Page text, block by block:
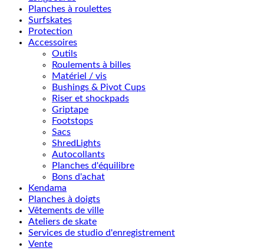
Planches à roulettes
Surfskates
Protection
Accessoires
Outils
Roulements à billes
Matériel / vis
Bushings & Pivot Cups
Riser et shockpads
Griptape
Footstops
Sacs
ShredLights
Autocollants
Planches d'équilibre
Bons d'achat
Kendama
Planches à doigts
Vêtements de ville
Ateliers de skate
Services de studio d'enregistrement
Vente